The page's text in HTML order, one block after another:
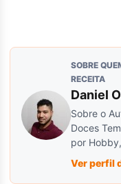
SOBRE
RECEITA
Daniel
Sobre o
Doces
por
Ver perfil